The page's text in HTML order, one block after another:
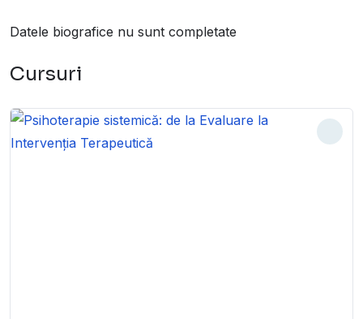
Datele biografice nu sunt completate
Cursuri